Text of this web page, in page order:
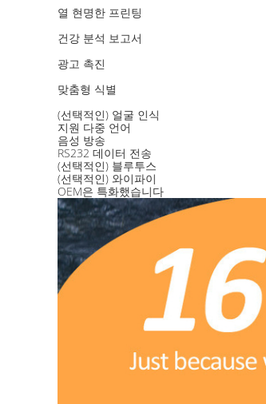
열 현명한 프린팅
건강 분석 보고서
광고 촉진
맞춤형 식별
(선택적인) 얼굴 인식
지원 다중 언어
음성 방송
RS232 데이터 전송
(선택적인) 블루투스
(선택적인) 와이파이
OEM은 특화했습니다